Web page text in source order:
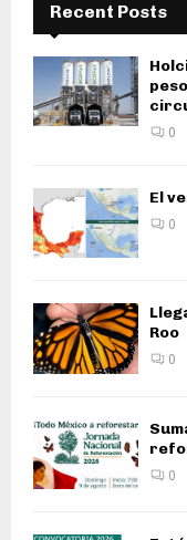
Recent Posts
0
El
0
Roo
0
0